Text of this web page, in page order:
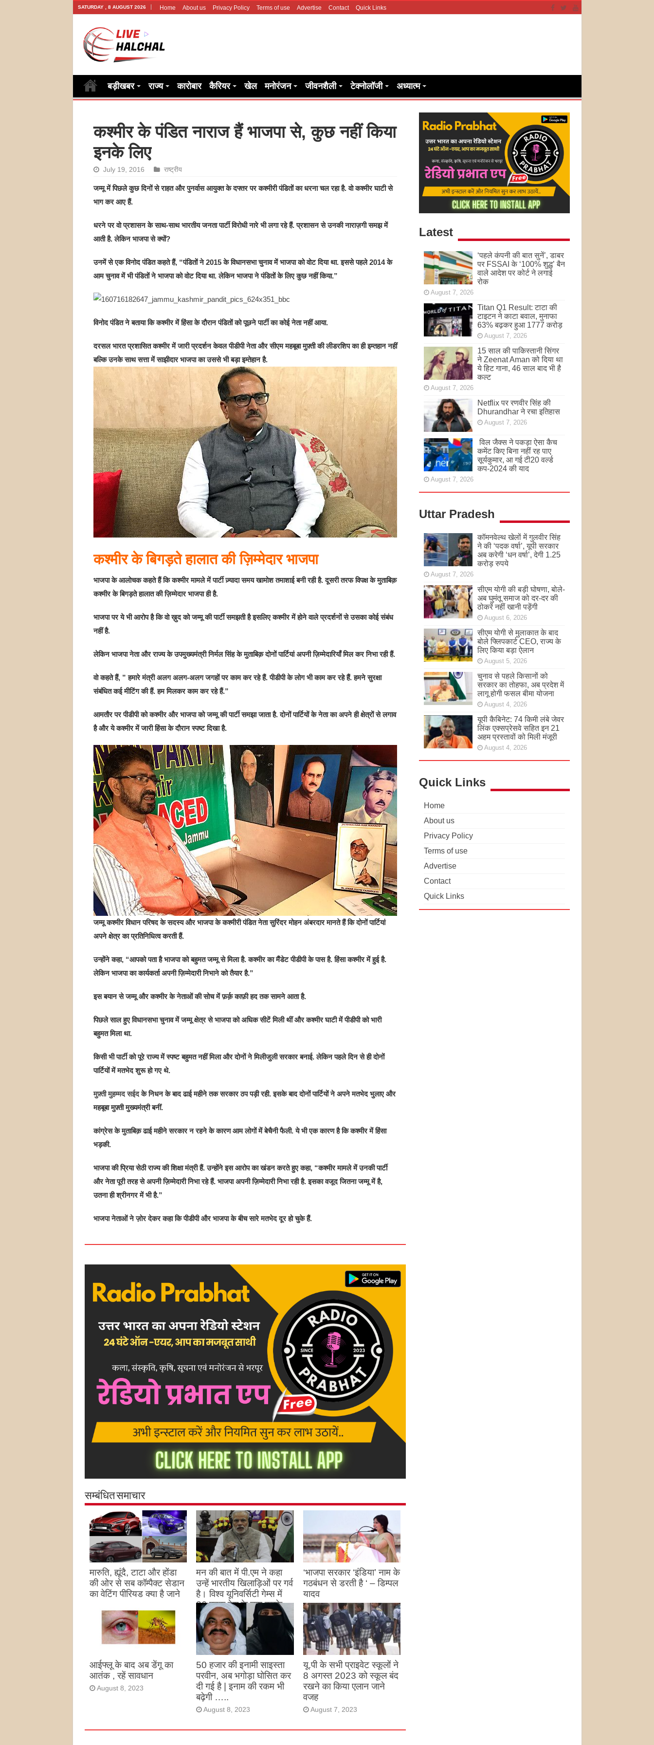
SATURDAY , 8 AUGUST 2026 Home About us Privacy Policy Terms of use Advertise Contact Quick Links
बड़ीखबर राज्य कारोबार कैरियर खेल मनोरंजन जीवनशैली टेक्नोलॉजी अध्यात्म
कश्मीर के पंडित नाराज हैं भाजपा से, कुछ नहीं किया
इनके लिए
July 19, 2016 राष्ट्रीय
जम्मू में पिछले कुछ दिनों से राहत और पुनर्वास आयुक्त के दफ्तर पर कश्मीरी पंडितों का धरना चल रहा है. वो कश्मीर घाटी से
भाग कर आए हैं.
धरने पर वो प्रशासन के साथ-साथ भारतीय जनता पार्टी विरोधी नारे भी लगा रहे हैं. प्रशासन से उनकी नाराज़गी समझ में
आती है. लेकिन भाजपा से क्यों?
उनमें से एक विनोद पंडित कहते हैं, “पंडितों ने 2015 के विधानसभा चुनाव में भाजपा को वोट दिया था. इससे पहले 2014 के
आम चुनाव में भी पंडितों ने भाजपा को वोट दिया था. लेकिन भाजपा ने पंडितों के लिए कुछ नहीं किया.”
विनोद पंडित ने बताया कि कश्मीर में हिंसा के दौरान पंडितों को पूछने पार्टी का कोई नेता नहीं आया.
दरसल भारत प्रशासित कश्मीर में जारी प्रदर्शन केवल पीडीपी नेता और सीएम महबूबा मुफ़्ती की लीडरशिप का ही इम्तहान नहीं
बल्कि उनके साथ सत्ता में साझीदार भाजपा का उससे भी बड़ा इम्तेहान है.
कश्मीर के बिगड़ते हालात की ज़िम्मेदार भाजपा
भाजपा के आलोचक कहते हैं कि कश्मीर मामले में पार्टी ज़्यादा समय खामोश तमाशाई बनी रही है. दूसरी तरफ विपक्ष के मुताबिक़
कश्मीर के बिगड़ते हालात की ज़िम्मेदार भाजपा ही है.
भाजपा पर ये भी आरोप है कि वो ख़ुद को जम्मू की पार्टी समझती है इसलिए कश्मीर में होने वाले प्रदर्शनों से उसका कोई संबंध
नहीं है.
लेकिन भाजपा नेता और राज्य के उपमुख्यमंत्री निर्मल सिंह के मुताबिक़ दोनों पार्टियां अपनी ज़िम्मेदारियाँ मिल कर निभा रही हैं.
वो कहते हैं, ” हमारे मंत्री अलग अलग-अलग जगहों पर काम कर रहे हैं. पीडीपी के लोग भी काम कर रहे हैं. हमने सुरक्षा
संबंधित कई मीटिंग की हैं. हम मिलकर काम कर रहे हैं.”
आमतौर पर पीडीपी को कश्मीर और भाजपा को जम्मू की पार्टी समझा जाता है. दोनों पार्टियों के नेता का अपने ही क्षेत्रों से लगाव
है और ये कश्मीर में जारी हिंसा के दौरान स्पष्ट दिखा है.
जम्मू कश्मीर विधान परिषद के सदस्य और भाजपा के कश्मीरी पंडित नेता सुरिंदर मोहन अंबरदार मानते हैं कि दोनों पार्टियां
अपने क्षेत्र का प्रतिनिधित्व करती हैं.
उन्होंने कहा, “आपको पता है भाजपा को बहुमत जम्मू से मिला है. कश्मीर का मैंडेट पीडीपी के पास है. हिंसा कश्मीर में हुई है.
लेकिन भाजपा का कार्यकर्ता अपनी ज़िम्मेदारी निभाने को तैयार है.”
इस बयान से जम्मू और कश्मीर के नेताओं की सोच में फ़र्क़ काफ़ी हद तक सामने आता है.
पिछले साल हुए विधानसभा चुनाव में जम्मू क्षेत्र से भाजपा को अधिक सीटें मिली थीं और कश्मीर घाटी में पीडीपी को भारी
बहुमत मिला था.
किसी भी पार्टी को पूरे राज्य में स्पष्ट बहुमत नहीं मिला और दोनों ने मिलीजुली सरकार बनाई. लेकिन पहले दिन से ही दोनों
पार्टियों में मतभेद शुरू हो गए थे.
मुफ़्ती मुहम्मद सईदके निधन के बाद ढाई महीने तक सरकार ठप पड़ी रही. इसके बाद दोनों पार्टियों ने अपने मतभेद भुलाए और
महबूबा मुफ़्ती मुख्यमंत्री बनीं.
कांग्रेस के मुताबिक़ ढाई महीने सरकार न रहने के कारण आम लोगों में बेचैनी फैली. ये भी एक कारण है कि कश्मीर में हिंसा
भड़की.
भाजपा की प्रिया सेठी राज्य की शिक्षा मंत्री हैं. उन्होंने इस आरोप का खंडन करते हुए कहा, “कश्मीर मामले में उनकी पार्टी
और नेता पूरी तरह से अपनी ज़िम्मेदारी निभा रहे हैं. भाजपा अपनी ज़िम्मेदारी निभा रही है. इसका वजूद जितना जम्मू में है,
उतना ही श्रीनगर में भी है.”
भाजपा नेताओं ने ज़ोर देकर कहा कि पीडीपी और भाजपा के बीच सारे मतभेद दूर हो चुके हैं.
सम्बंधित समाचार
मारुति, ह्यूंदै, टाटा और होंडा
की ओर से सब कॉम्पैक्ट सेडान
का वेटिंग पीरियड क्या है जाने
मन की बात में पी.एम ने कहा
उन्हें भारतीय खिलाड़िओं पर गर्व
है। विश्व यूनिवर्सिटी गेम्स में
26 पदक देश के नाम करके
उन्होंने देश का नाम रोशन किया
है
August 27, 2023
‘भाजपा सरकार ‘इंडिया’ नाम के
गठबंधन से डरती है ‘ – डिम्पल
यादव
August 26, 2023
आईफ्लू के बाद अब डेंगू का
आतंक , रहें सावधान
August 8, 2023
50 हजार की इनामी साइस्ता
परवीन, अब भगोड़ा घोसित कर
दी गई है | इनाम की रकम भी
बढ़ेगी …..
August 8, 2023
यू.पी के सभी प्राइवेट स्कूलों ने
8 अगस्त 2023 को स्कूल बंद
रखने का किया एलान जाने
वजह
August 7, 2023
Latest
‘पहले कंपनी की बात सुनें’, डाबर
पर FSSAI के ‘100% शुद्ध’ बैन
वाले आदेश पर कोर्ट ने लगाई
रोक
August 7, 2026
Titan Q1 Result: टाटा की
टाइटन ने काटा बवाल, मुनाफा
63% बढ़कर हुआ 1777 करोड़
August 7, 2026
15 साल की पाकिस्तानी सिंगर
ने Zeenat Aman को दिया था
ये हिट गाना, 46 साल बाद भी है
कल्ट
August 7, 2026
Netflix पर रणवीर सिंह की
Dhurandhar ने रचा इतिहास
August 7, 2026
विल जैक्स ने पकड़ा ऐसा कैच
कमेंट किए बिना नहीं रह पाए
सूर्यकुमार, आ गई टी20 वर्ल्ड
कप-2024 की याद
August 7, 2026
Uttar Pradesh
कॉमनवेल्थ खेलों में गुलवीर सिंह
ने की ‘पदक वर्षा’, यूपी सरकार
अब करेगी ‘धन वर्षा’, देगी 1.25
करोड़ रुपये
August 7, 2026
सीएम योगी की बड़ी घोषणा, बोले-
अब घुमंतू समाज को दर-दर की
ठोकरें नहीं खानी पड़ेंगी
August 6, 2026
सीएम योगी से मुलाकात के बाद
बोले फ्लिपकार्ट CEO, राज्य के
लिए किया बड़ा ऐलान
August 5, 2026
चुनाव से पहले किसानों को
सरकार का तोहफा, अब प्रदेश में
लागू होगी फसल बीमा योजना
August 4, 2026
यूपी कैबिनेट: 74 किमी लंबे जेवर
लिंक एक्सप्रेसवे सहित इन 21
अहम प्रस्तावों को मिली मंजूरी
August 4, 2026
Quick Links
Home
About us
Privacy Policy
Terms of use
Advertise
Contact
Quick Links